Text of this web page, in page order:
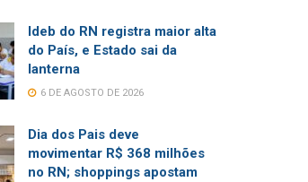
Ideb do RN registra maior alta
do País, e Estado sai da
lanterna
6 DE AGOSTO DE 2026
Dia dos Pais deve
movimentar R$ 368 milhões
no RN; shoppings apostam